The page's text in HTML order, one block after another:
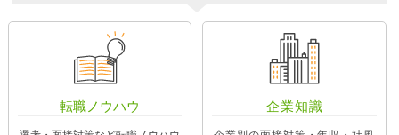
転職ノウハウ 企業知識